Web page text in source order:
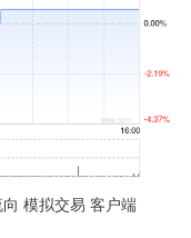
模拟交易 客户端